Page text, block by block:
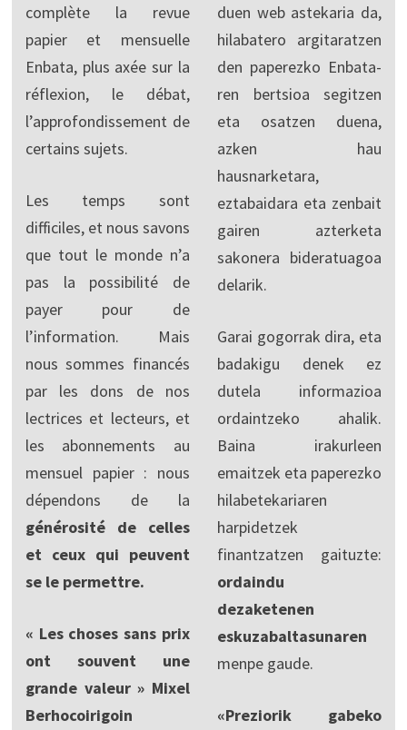
complète la revue
papier et mensuelle
Enbata, plus axée sur la
réflexion, le débat,
l’approfondissement de
certains sujets.
Les temps sont
difficiles, et nous savons
que tout le monde n’a
pas la possibilité de
payer pour de
l’information. Mais
nous sommes financés
par les dons de nos
lectrices et lecteurs, et
les abonnements au
mensuel papier : nous
dépendons de la
générosité de celles
et ceux qui peuvent
se le permettre.
« Les choses sans prix
ont souvent une
grande valeur » Mixel
Berhocoirigoin
duen web astekaria da,
hilabatero argitaratzen
den paperezko Enbata-
ren bertsioa segitzen
eta osatzen duena,
azken hau
hausnarketara,
eztabaidara eta zenbait
gairen azterketa
sakonera bideratuagoa
delarik.
Garai gogorrak dira, eta
badakigu denek ez
dutela informazioa
ordaintzeko ahalik.
Baina irakurleen
emaitzek eta paperezko
hilabetekariaren
harpidetzek
finantzatzen gaituzte:
ordaindu
dezaketenen
eskuzabaltasunaren
menpe gaude.
«Preziorik gabeko